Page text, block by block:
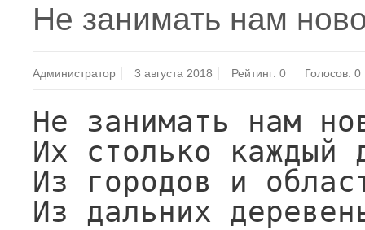
Не занимать нам
Администратор 3 августа 2018 Рейтинг:0 Голосов: 0
Не занимать нам
Их столько каждый
Из городов и
Из дальних